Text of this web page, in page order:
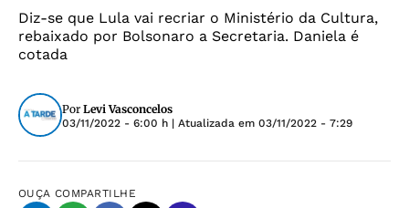
Diz-se que Lula vai recriar o Ministério da Cultura,
rebaixado por Bolsonaro a Secretaria. Daniela é
cotada
Por Levi Vasconcelos
03/11/2022 - 6:00 h | Atualizada em 03/11/2022 - 7:29
OUÇA COMPARTILHE